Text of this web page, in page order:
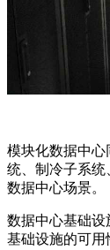
模块化数据中
统、制冷子系统
数据中心场景。
数据中心基础设
基础设施的可用